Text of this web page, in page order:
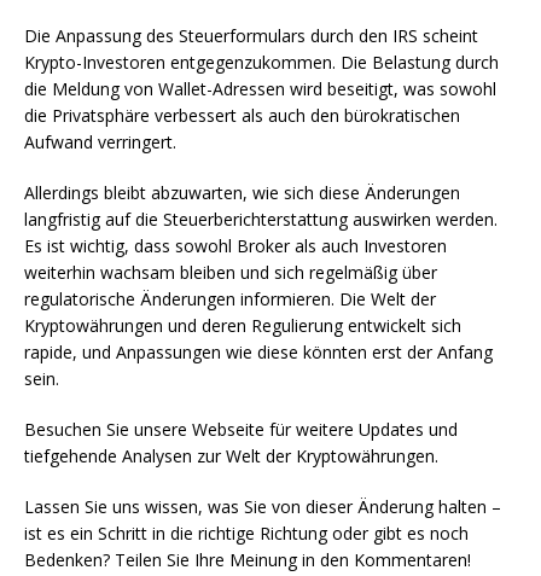
Die Anpassung des Steuerformulars durch den IRS scheint
Krypto-Investoren entgegenzukommen. Die Belastung durch
die Meldung von Wallet-Adressen wird beseitigt, was sowohl
die Privatsphäre verbessert als auch den bürokratischen
Aufwand verringert.
Allerdings bleibt abzuwarten, wie sich diese Änderungen
langfristig auf die Steuerberichterstattung auswirken werden.
Es ist wichtig, dass sowohl Broker als auch Investoren
weiterhin wachsam bleiben und sich regelmäßig über
regulatorische Änderungen informieren. Die Welt der
Kryptowährungen und deren Regulierung entwickelt sich
rapide, und Anpassungen wie diese könnten erst der Anfang
sein.
Besuchen Sie unsere Webseite für weitere Updates und
tiefgehende Analysen zur Welt der Kryptowährungen.
Lassen Sie uns wissen, was Sie von dieser Änderung halten –
ist es ein Schritt in die richtige Richtung oder gibt es noch
Bedenken? Teilen Sie Ihre Meinung in den Kommentaren!